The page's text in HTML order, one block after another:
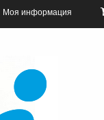
Моя информация